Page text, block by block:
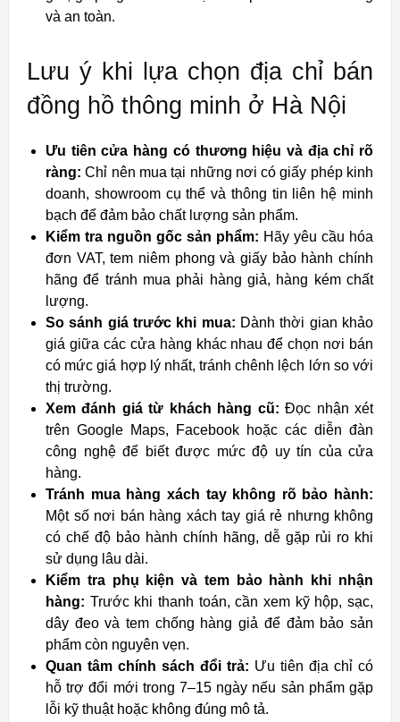
và an toàn.
Lưu ý khi lựa chọn địa chỉ bán
đồng hồ thông minh ở Hà Nội
Ưu tiên cửa hàng có thương hiệu và địa chỉ rõ
ràng: Chỉ nên mua tại những nơi có giấy phép kinh
doanh, showroom cụ thể và thông tin liên hệ minh
bạch để đảm bảo chất lượng sản phẩm.
Kiểm tra nguồn gốc sản phẩm: Hãy yêu cầu hóa
đơn VAT, tem niêm phong và giấy bảo hành chính
hãng để tránh mua phải hàng giả, hàng kém chất
lượng.
So sánh giá trước khi mua: Dành thời gian khảo
giá giữa các cửa hàng khác nhau để chọn nơi bán
có mức giá hợp lý nhất, tránh chênh lệch lớn so với
thị trường.
Xem đánh giá từ khách hàng cũ: Đọc nhận xét
trên Google Maps, Facebook hoặc các diễn đàn
công nghệ để biết được mức độ uy tín của cửa
hàng.
Tránh mua hàng xách tay không rõ bảo hành:
Một số nơi bán hàng xách tay giá rẻ nhưng không
có chế độ bảo hành chính hãng, dễ gặp rủi ro khi
sử dụng lâu dài.
Kiểm tra phụ kiện và tem bảo hành khi nhận
hàng: Trước khi thanh toán, cần xem kỹ hộp, sạc,
dây đeo và tem chống hàng giả để đảm bảo sản
phẩm còn nguyên vẹn.
Quan tâm chính sách đổi trả: Ưu tiên địa chỉ có
hỗ trợ đổi mới trong 7–15 ngày nếu sản phẩm gặp
lỗi kỹ thuật hoặc không đúng mô tả.